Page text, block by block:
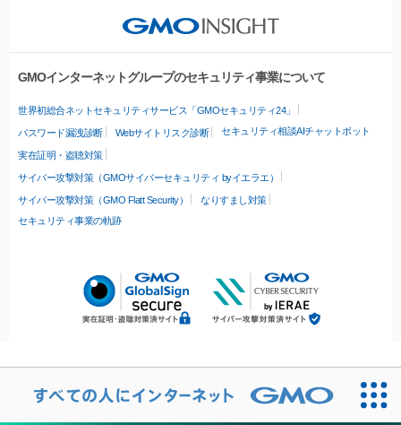
GMOインターネットグループのセキュリティ事業について
世界初総合ネットセキュリティサービス「GMOセキュリティ24」
パスワード漏洩診断 Webサイトリスク診断 セキュリティ相談AIチャットボット
実在証明・盗聴対策
サイバー攻撃対策（GMOサイバーセキュリティ byイエラエ）
サイバー攻撃対策（GMO Flatt Security）
なりすまし対策
セキュリティ事業の軌跡